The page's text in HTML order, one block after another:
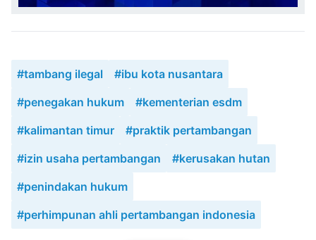
#tambang ilegal
#ibu kota nusantara
#penegakan hukum
#kementerian esdm
#kalimantan timur
#praktik pertambangan
#izin usaha pertambangan
#kerusakan hutan
#penindakan hukum
#perhimpunan ahli pertambangan indonesia